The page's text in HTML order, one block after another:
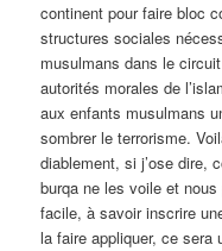
continent pour faire bloc
structures sociales
musulmans dans le
autorités morales de
aux enfants musulmans
sombrer le terrorisme.
diablement, si j’ose dire,
burqa ne les voile et
facile, à savoir inscrire
la faire appliquer, ce sera